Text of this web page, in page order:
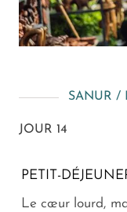
SANUR /
JOUR 14
PETIT-
Le cœur lourd,